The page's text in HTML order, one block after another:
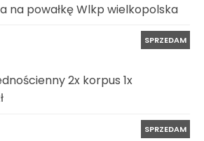
na powałkę Wlkp wielkopolska
SPRZEDAM
2x korpus 1x
SPRZEDAM